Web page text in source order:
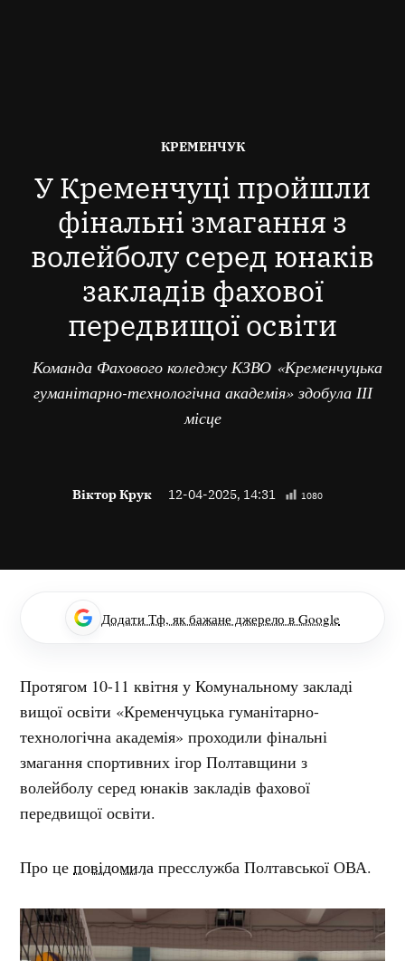
ОПУБЛІКОВАНО
КРЕМЕНЧУК
У Кременчуці пройшли
фінальні змагання з
волейболу серед юнаків
закладів фахової
передвищої освіти
Команда Фахового коледжу КЗВО «Кременчуцька
гуманітарно-технологічна академія» здобула ІІІ
місце
Віктор Крук 12-04-2025, 14:31 1080
Додати Тф, як бажане джерело в Google
Протягом 10-11 квітня у Комунальному закладі
вищої освіти «Кременчуцька гуманітарно-
технологічна академія» проходили фінальні
змагання спортивних ігор Полтавщини з
волейболу серед юнаків закладів фахової
передвищої освіти.
Про цеповідомила пресслужба Полтавської ОВА.